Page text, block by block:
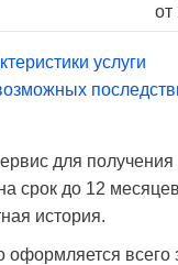
от
услуги
для
срок до 12
история.
оформляется